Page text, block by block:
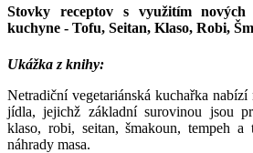
Stovky receptov s využitím nových
kuchyne - Tofu, Seitan, Klaso, Robi,
Ukážka z knihy:
Netradiční vegetariánská kuchařka
jídla, jejichž základní surovinou jsou
klaso, robi, seitan, šmakoun, tempeh a
náhrady masa.